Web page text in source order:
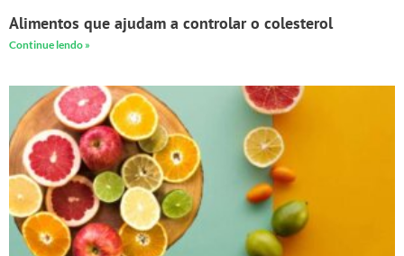
Alimentos que ajudam a controlar o colesterol
Continue lendo »